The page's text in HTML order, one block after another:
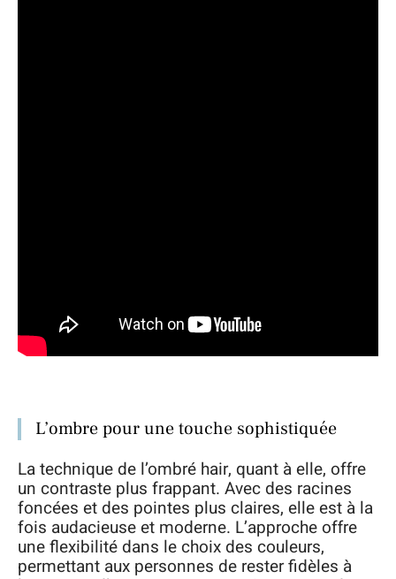
L’ombre pour une touche sophistiquée
La technique de l’ombré hair, quant à elle, offre
un contraste plus frappant. Avec des racines
foncées et des pointes plus claires, elle est à la
fois audacieuse et moderne. L’approche offre
une flexibilité dans le choix des couleurs,
permettant aux personnes de rester fidèles à